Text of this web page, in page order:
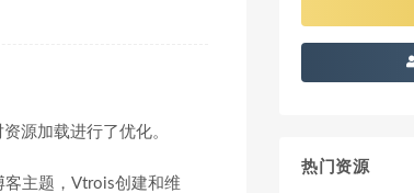
源加载进行了优化。
客主题，Vtrois创建和维
热门资源